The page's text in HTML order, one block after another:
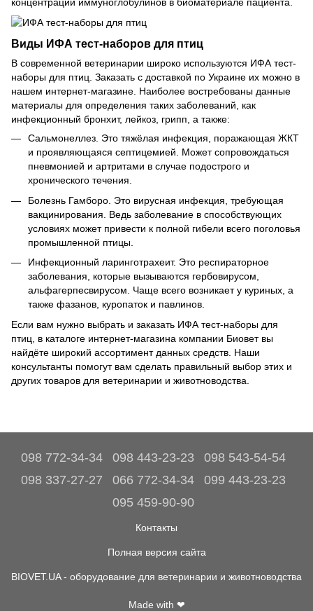
концентрации иммуноглобулинов в биоматериале пациента.
Виды ИФА тест-наборов для птиц
В современной ветеринарии широко используются ИФА тест-
наборы для птиц. Заказать с доставкой по Украине их можно в
нашем интернет-магазине. Наиболее востребованы данные
материалы для определения таких заболеваний, как
инфекционный бронхит, лейкоз, грипп, а также:
Сальмонеллез. Это тяжёлая инфекция, поражающая ЖКТ
и проявляющаяся септицемией. Может сопровождаться
пневмонией и артритами в случае подострого и
хронического течения.
Болезнь Гамборо. Это вирусная инфекция, требующая
вакцинирования. Ведь заболевание в способствующих
условиях может привести к полной гибели всего поголовья
промышленной птицы.
Инфекционный ларинготрахеит. Это респираторное
заболевания, которые вызываются гербовирусом,
альфагерпесвирусом. Чаще всего возникает у куриных, а
также фазанов, куропаток и павлинов.
Если вам нужно выбрать и заказать ИФА тест-наборы для
птиц, в каталоге интернет-магазина компании Биовет вы
найдёте широкий ассортимент данных средств. Наши
консультанты помогут вам сделать правильный выбор этих и
других товаров для ветеринарии и животноводства.
098 772-34-34 098 443-23-23
098 543-54-54
098 337-27-27
066 772-34-34
099 443-23-23
095 459-90-90
Контакты
Полная версия сайта
BIOVET.UA - оборудование для ветеринарии и животноводства
Made with ❤